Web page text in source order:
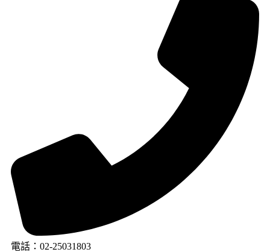
電話：02-25031803